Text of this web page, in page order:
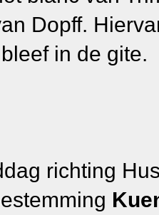
Dopff.
in de gite.
richting